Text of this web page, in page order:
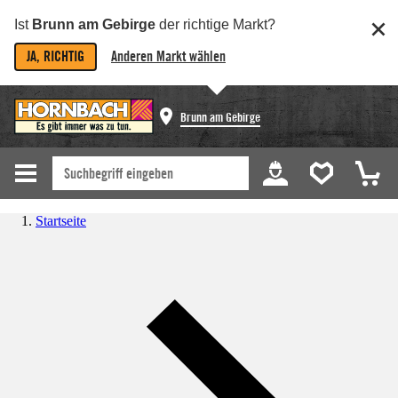
Ist Brunn am Gebirge der richtige Markt?
JA, RICHTIG Anderen Markt wählen
Brunn am Gebirge
Startseite